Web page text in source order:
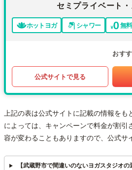
セミプライベート
ホットヨガ シャワー 無
おす
公式サイトで見る
上記の表は公式サイトに記載の情報を
によっては、キャンペーンで料金が割引
容が変わることもありますので、公式サ
【武蔵野市で間違いのないヨガスタジオの